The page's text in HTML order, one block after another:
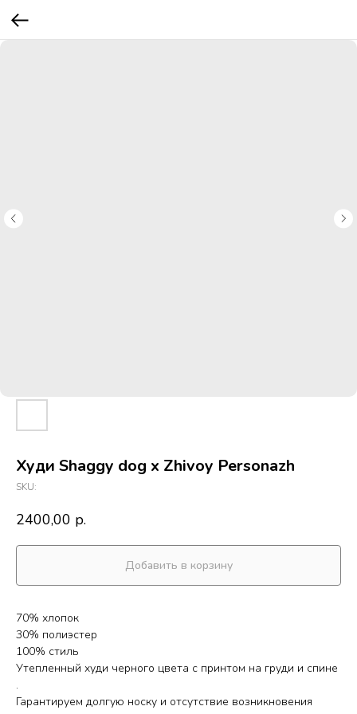
Худи Shaggy dog x Zhivoy Personazh
SKU:
2400,00 р.
Добавить в корзину
70% хлопок
30% полиэстер
100% стиль
Утепленный худи черного цвета с принтом на груди и спине
.
Гарантируем долгую носку и отсутствие возникновения